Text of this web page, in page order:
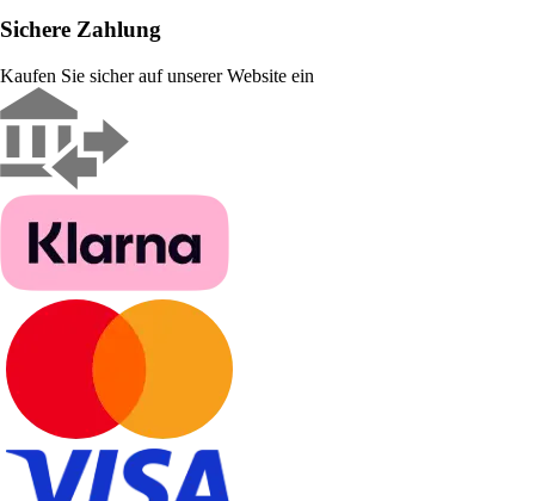
Sichere Zahlung
Kaufen Sie sicher auf unserer Website ein